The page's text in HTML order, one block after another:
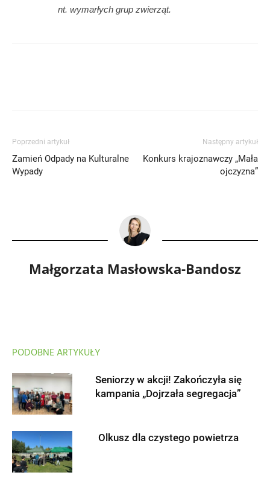
nt. wymarłych grup zwierząt.
Poprzedni artykuł
Zamień Odpady na Kulturalne
Wypady
Następny artykuł
Konkurs krajoznawczy „Mała
ojczyzna”
Małgorzata Masłowska-Bandosz
PODOBNE ARTYKUŁY
Seniorzy w akcji! Zakończyła się
kampania „Dojrzała segregacja”
Olkusz dla czystego powietrza